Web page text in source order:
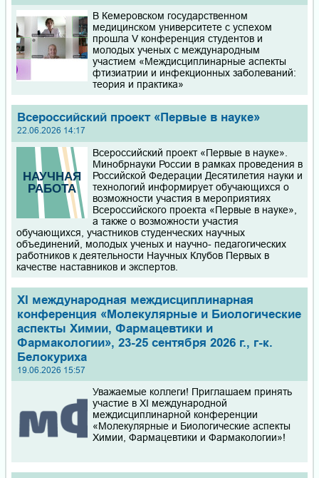
В Кемеровском государственном
медицинском университете с успехом
прошла V конференция студентов и
молодых ученых с международным
участием «Междисциплинарные аспекты
фтизиатрии и инфекционных заболеваний:
теория и практика»
Всероссийский проект «Первые в науке»
22.06.2026 14:17
Всероссийский проект «Первые в науке».
Минобрнауки России в рамках проведения в
Российской Федерации Десятилетия науки и
технологий информирует обучающихся о
возможности участия в мероприятиях
Всероссийского проекта «Первые в науке»,
а также о возможности участия
обучающихся, участников студенческих научных
объединений, молодых ученых и научно- педагогических
работников к деятельности Научных Клубов Первых в
качестве наставников и экспертов.
XI международная междисциплинарная
конференция «Молекулярные и Биологические
аспекты Химии, Фармацевтики и
Фармакологии», 23-25 сентября 2026 г., г-к.
Белокуриха
19.06.2026 15:57
Уважаемые коллеги! Приглашаем принять
участие в XI международной
междисциплинарной конференции
«Молекулярные и Биологические аспекты
Химии, Фармацевтики и Фармакологии»!